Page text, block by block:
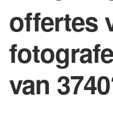
offertes
van